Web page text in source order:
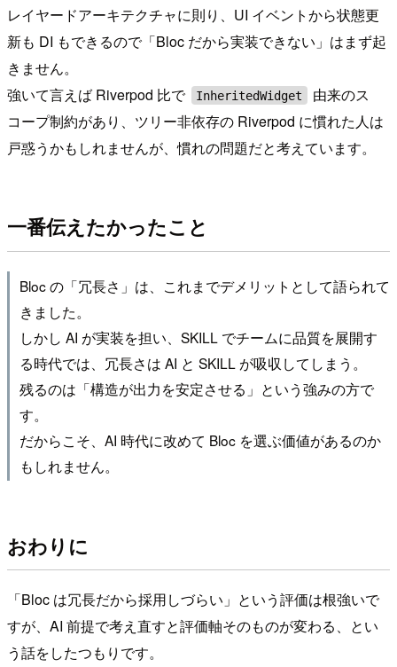
レイヤードアーキテクチャに則り、UI イベントから状態更
新も DI もできるので「Bloc だから実装できない」はまず起
きません。
強いて言えば Riverpod 比で
InheritedWidget
由来のス
コープ制約があり、ツリー非依存の Riverpod に慣れた人は
戸惑うかもしれませんが、慣れの問題だと考えています。
一番伝えたかったこと
Bloc の「冗長さ」は、これまでデメリットとして語られて
きました。
しかし AI が実装を担い、SKILL でチームに品質を展開す
る時代では、冗長さは AI と SKILL が吸収してしまう。
残るのは「構造が出力を安定させる」という強みの方で
す。
だからこそ、AI 時代に改めて Bloc を選ぶ価値があるのか
もしれません。
おわりに
「Bloc は冗長だから採用しづらい」という評価は根強いで
すが、AI 前提で考え直すと評価軸そのものが変わる、とい
う話をしたつもりです。